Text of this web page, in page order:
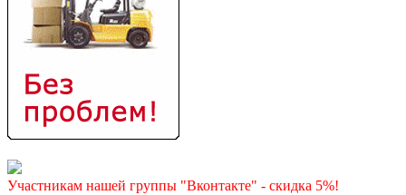
Участникам нашей группы "Вконтакте" - скидка 5%!